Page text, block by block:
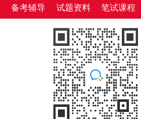
备考辅导 试题资料 笔试课程